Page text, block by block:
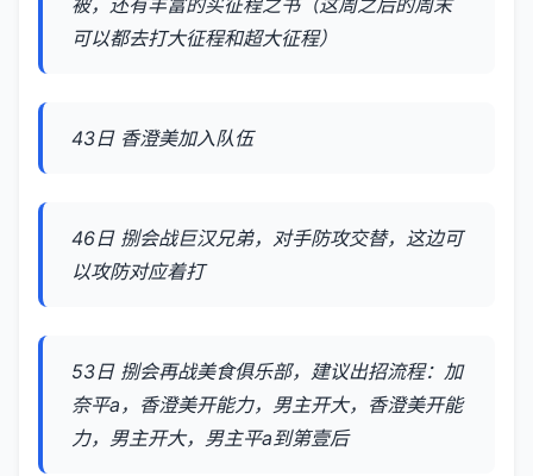
可以都去打大征程和超大征程）
43日 香澄美加入队伍
46日 捌会战巨汉兄弟，对手防攻交替，这边可
以攻防对应着打
53日 捌会再战美食俱乐部，建议出招流程：加
奈平a，香澄美开能力，男主开大，香澄美开能
力，男主开大，男主平a到第壹后